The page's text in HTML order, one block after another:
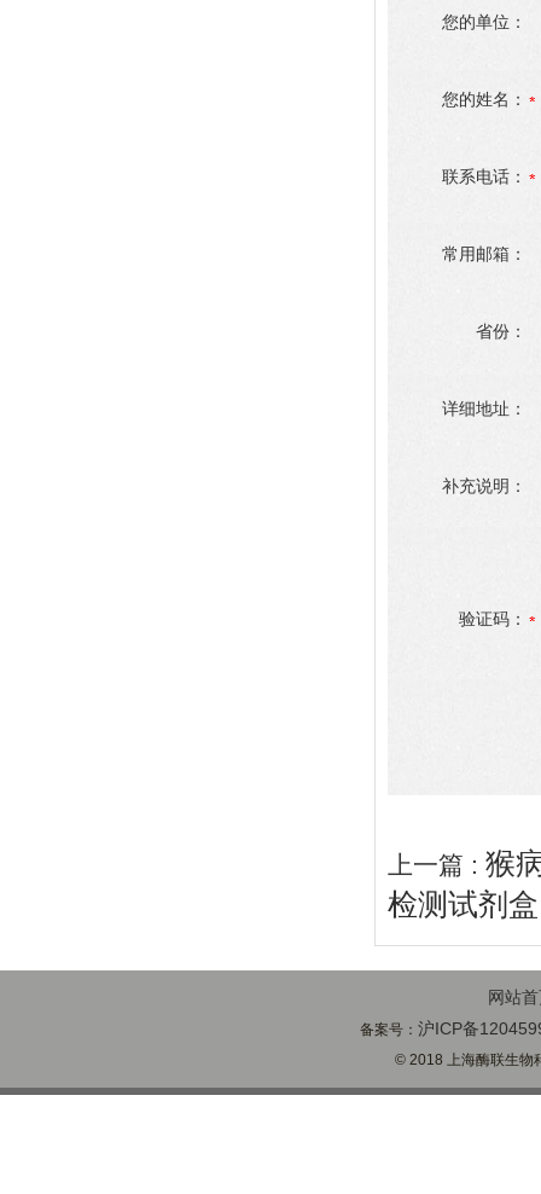
您的单位：
您的姓名：
联系电话：
常用邮箱：
省份：
详细地址：
补充说明：
验证码：
上一篇 : 猴
检测试剂盒
网站
备案号：沪ICP备
© 2018 上海酶联生物